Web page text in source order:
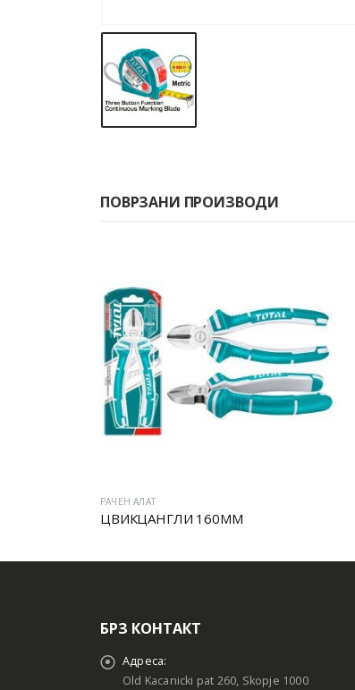
ПОВРЗАНИ ПРОИЗВОДИ
РАЧЕН АЛАТ
ЦВИКЦАНГЛИ 160MM
БРЗ КОНТАКТ
Адреса:
Old Kacanicki pat 260, Skopje 1000